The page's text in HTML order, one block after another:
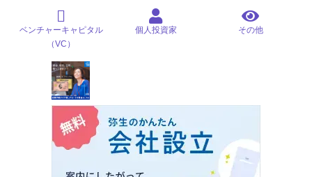
ベンチャーキャピタル
（VC）
個人投資家 その他